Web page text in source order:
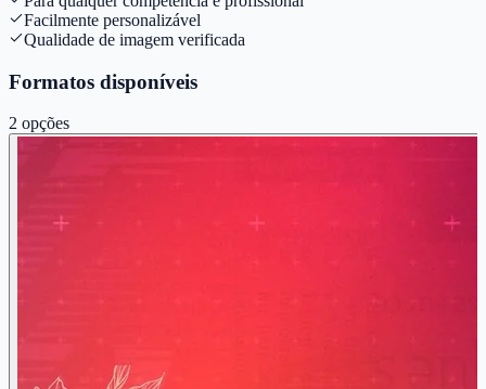
Facilmente personalizável
Qualidade de imagem verificada
Formatos disponíveis
2 opções